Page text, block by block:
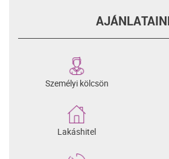
Személyi kölcsön
Lakáshitel